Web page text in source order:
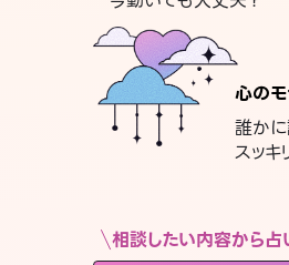
心の
誰か
スッキ
相談したい内容から